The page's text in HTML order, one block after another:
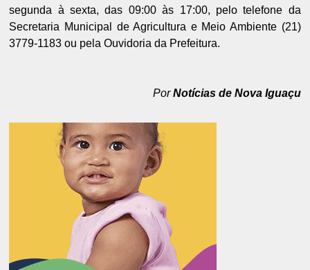
segunda à sexta, das 09:00 às 17:00, pelo telefone da
Secretaria Municipal de Agricultura e Meio Ambiente (21)
3779-1183 ou pela Ouvidoria da Prefeitura.
PorNotícias de Nova Iguaçu